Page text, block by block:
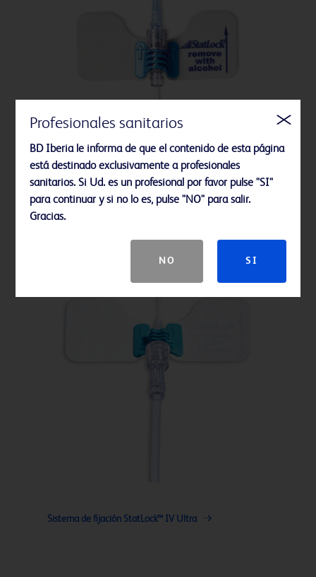
Sistema de fijación StatLock™ IV Select
Sistema de fijación StatLock™ IV Ultra
Profesionales sanitarios
BD Iberia le informa de que el contenido de esta página
está destinado exclusivamente a profesionales
sanitarios. Si Ud. es un profesional por favor pulse "SI"
para continuar y si no lo es, pulse "NO" para salir.
Gracias.
NO SI